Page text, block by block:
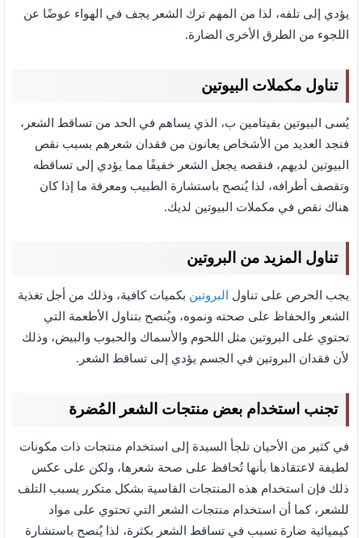
يؤدي إلى تلفه، لذا من المهم ترك الشعر يجف في الهواء عوضًا عن
اللجوء من الطرق الأخرى الضارة.
تناول مكملات البيوتين
يُسى البيوتين بفيتامين ب، الذي يساهم في الحد من تساقط الشعر،
فنجد العديد من الأشخاص يعانون من فقدان شعرهم بسبب نقص
البيوتين لديهم، فنقصه يجعل الشعر خفيفًا مما يؤدي إلى تساقطه
وتقصف أطرافه، لذا يُنصح باستشارة الطبيب ومعرفة ما إذا كان
هناك نقص في مكملات البيوتين لديك.
تناول المزيد من البروتين
يجب الحرص على تناول البروتين بكميات كافية، وذلك من أجل تغذية
الشعر والحفاظ على صحته ونموه، ويُنصح بتناول الأطعمة التي
تحتوي على البروتين مثل اللحوم والأسماك والحبوب والبيض، وذلك
لأن فقدان البروتين في الجسم يؤدي إلى تساقط الشعر.
تجنب استخدام بعض منتجات الشعر المُضرة
في كثير من الأحيان تلجأ السيدة إلى استخدام منتجات ذات مكونات
لطيفة لاعتقادها بأنها تُحافظ على صحة شعرها، ولكن على عكس
ذلك فإن استخدام هذه المنتجات القاسية بشكل متكرر يسبب التلف
للشعر، كما أن استخدام منتجات الشعر التي تحتوي على مواد
كيميائية ضارة تسبب في تساقط الشعر بكثرة، لذا يُنصح باستشارة